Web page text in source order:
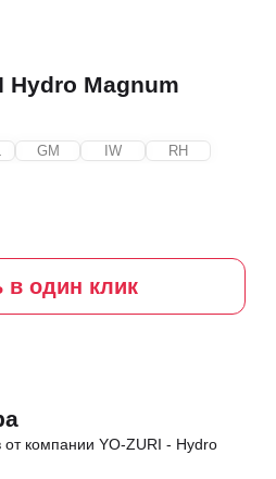
Hydro Magnum
GM IW RH
в один клик
компании YO-ZURI - Hydro